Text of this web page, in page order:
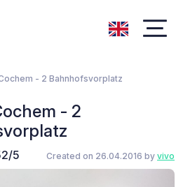
- 2 Bahnhofsvorplatz
- 2
5 Created on 26.04.2016 by vivo